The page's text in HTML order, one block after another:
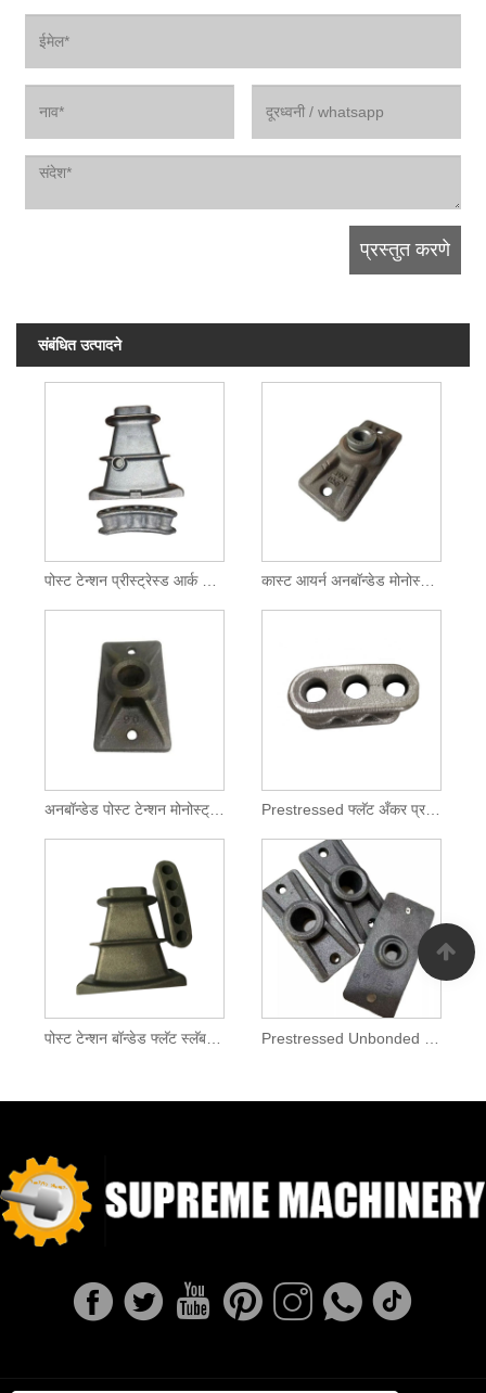
संबंधित उत्पादने
कास्ट आयर्न अनबॉन्डेड मोनोस्ट्रँड अँकरेज
अनबॉन्डेड पोस्ट टेन्शन मोनोस्ट्रँड अँकरेज
पोस्ट टेन्शन बॉन्डेड फ्लॅट स्लॅब अँकर ब्लॉक